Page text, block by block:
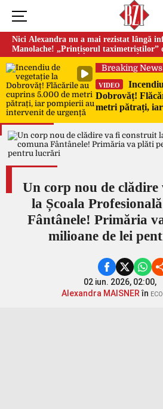
Nici Alexandra nu a mai rezistat lângă
Manolache! „Prințișorul taximetriștilor”
doi ani de căsnicie
Breaking News
VIDEO
Dobrovăț!
metri pătrați,
Un corp nou de
la Școala
Fântânele! Primăria
milioane de lei
02 iun. 2026, 02:00,
Alexandra MAISNERîn